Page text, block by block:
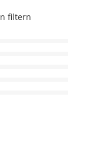
filtern